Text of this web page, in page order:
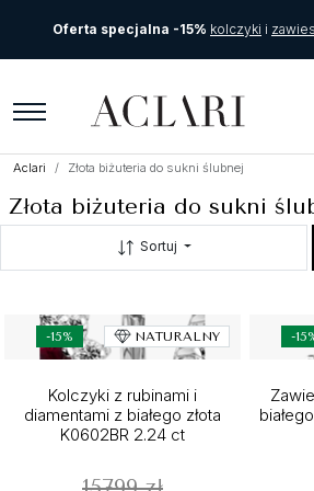
Oferta specjalna -15% kolczyki i
Aclari Złota biżuteria do sukni ślubnej
Złota biżuteria do sukni
Sortuj
-15% NATURALNY
Kolczyki z rubinami i
diamentami z białego złota
K0602BR 2.24 ct
-